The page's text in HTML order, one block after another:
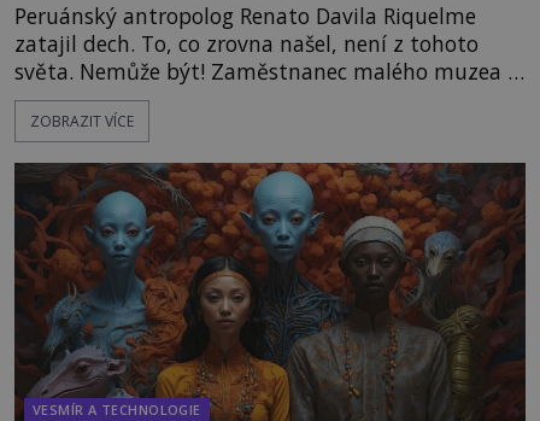
Peruánský antropolog Renato Davila Riquelme
zatajil dech. To, co zrovna našel, není z tohoto
světa. Nemůže být! Zaměstnanec malého muzea v
peruánském městečku Andahuaylillas nedaleko
legendárního Cuzca pomalu sestupuje z posvátné
Právě nalezl ostatky dvou mimozemšťanů! Vědci
nad nálezem kroutí hlavou. Už na
ZOBRAZIT VÍCE
VESMÍR A TECHNOLOGIE